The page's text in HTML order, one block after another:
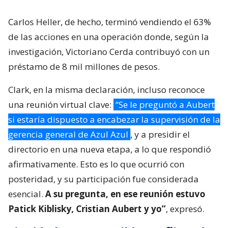
Carlos Heller, de hecho, terminó vendiendo el 63%
de las acciones en una operación donde, según la
investigación, Victoriano Cerda contribuyó con un
préstamo de 8 mil millones de pesos.
Clark, en la misma declaración, incluso reconoce
una reunión virtual clave: “Se le preguntó a Aubert
si estaría dispuesto a encabezar la supervisión de la
gerencia general de Azul Azul , y a presidir el
directorio en una nueva etapa, a lo que respondió
afirmativamente. Esto es lo que ocurrió con
posteridad, y su participación fue considerada
esencial. A su pregunta, en ese reunión estuvo
Patick Kiblisky, Cristian Aubert y yo”, expresó.